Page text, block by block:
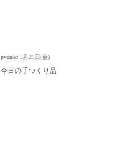
pyonko 3月21日(金)
今日の手つくり品